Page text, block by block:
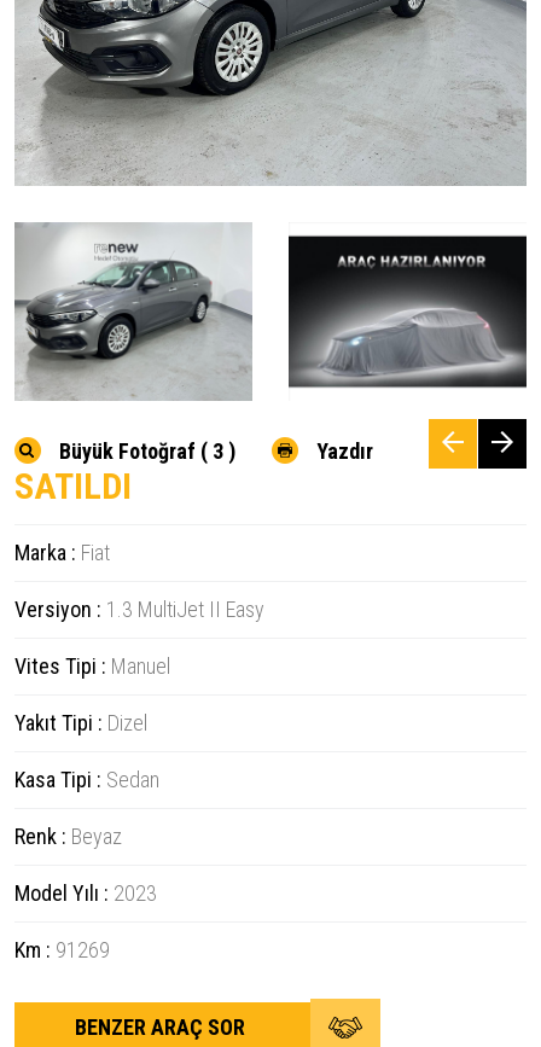
Büyük Fotoğraf ( 3 ) Yazdır
SATILDI
Marka : Fiat
Versiyon : 1.3 MultiJet II Easy
Vites Tipi : Manuel
Yakıt Tipi : Dizel
Kasa Tipi : Sedan
Renk : Beyaz
Model Yılı : 2023
Km : 91269
BENZER ARAÇ SOR